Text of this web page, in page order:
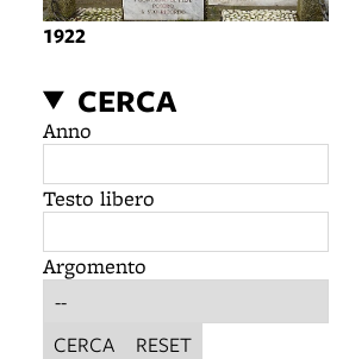
1922
CERCA
Anno
Testo libero
Argomento
CERCA RESET